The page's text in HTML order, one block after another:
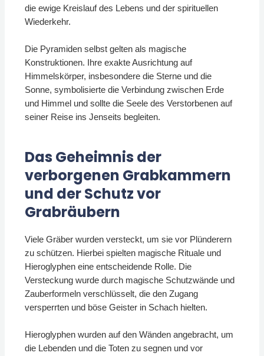
die ewige Kreislauf des Lebens und der spirituellen
Wiederkehr.
Die Pyramiden selbst gelten als magische
Konstruktionen. Ihre exakte Ausrichtung auf
Himmelskörper, insbesondere die Sterne und die
Sonne, symbolisierte die Verbindung zwischen Erde
und Himmel und sollte die Seele des Verstorbenen auf
seiner Reise ins Jenseits begleiten.
Das Geheimnis der
verborgenen Grabkammern
und der Schutz vor
Grabräubern
Viele Gräber wurden versteckt, um sie vor Plünderern
zu schützen. Hierbei spielten magische Rituale und
Hieroglyphen eine entscheidende Rolle. Die
Versteckung wurde durch magische Schutzwände und
Zauberformeln verschlüsselt, die den Zugang
versperrten und böse Geister in Schach hielten.
Hieroglyphen wurden auf den Wänden angebracht, um
die Lebenden und die Toten zu segnen und vor